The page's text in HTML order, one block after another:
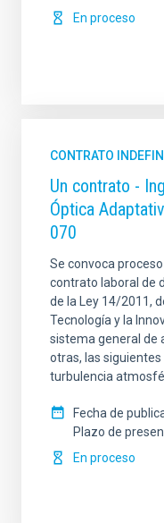
En proceso
CONTRATO
Un contrato -
Óptica
070
Se convoca
contrato laboral de
de la Ley 14/2011,
Tecnología y la
sistema general de
otras, las
turbulencia
Fecha de
Plazo de
En proceso